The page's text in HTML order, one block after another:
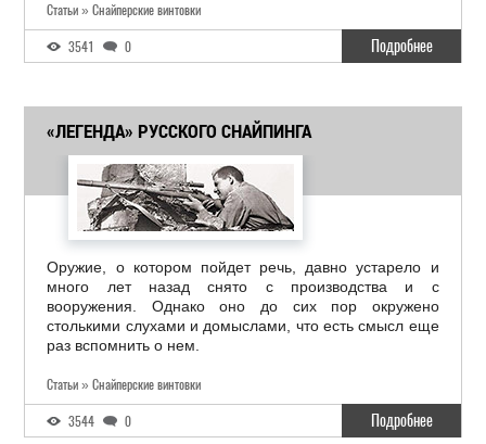
Статьи » Снайперские винтовки
3541 0 Подробнее
«ЛЕГЕНДА» РУССКОГО СНАЙПИНГА
Оружие, о котором пойдет речь, давно устарело и
много лет назад снято с производства и с
вооружения. Однако оно до сих пор окружено
столькими слухами и домыслами, что есть смысл еще
раз вспомнить о нем.
Статьи » Снайперские винтовки
3544 0 Подробнее